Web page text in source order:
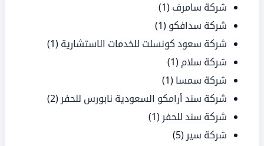
شركة سامرف (1)
شركة سدافكو (1)
شركة سعود كونسلت للخدمات الاستشارية (1)
شركة سلام (1)
شركة سمسا (1)
شركة سند أرامكو السعودية نابورس للحفر (2)
شركة سند للحفر (1)
شركة سير (5)